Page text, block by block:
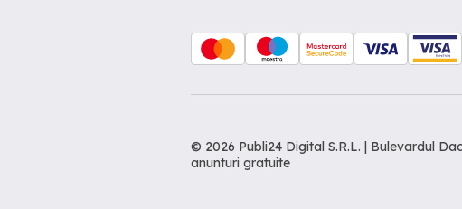
© 2026 Publi24 Digital S.R.L. | Bulevardul
anunturi gratuite